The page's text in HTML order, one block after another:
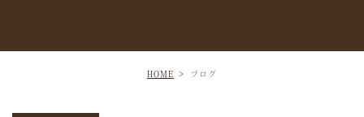
HOME ブログ